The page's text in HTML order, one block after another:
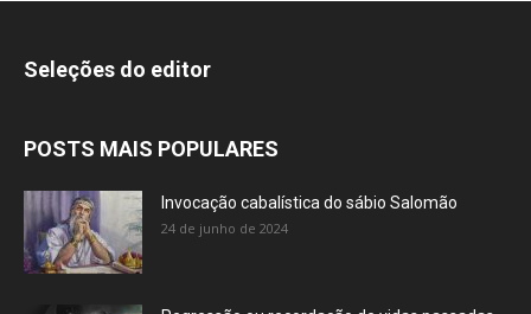
Seleções do editor
POSTS MAIS POPULARES
Invocação cabalística do sábio Salomão
24 de junho de 2024